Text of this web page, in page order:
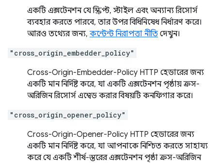
একটি এক্সটেনশন যে স্ক্রিপ্ট, স্টাইল এবং অন্যান্য রিসোর্স
ব্যবহার করতে পারবে, তার উপর বিধিনিষেধ নির্ধারণ করে।
আরও তথ্যের জন্য, কন্টেন্ট নিরাপত্তা নীতি দেখুন।
"cross_origin_embedder_policy"
Cross-Origin-Embedder-Policy HTTP হেডারের জন্য
একটি মান নির্দিষ্ট করে, যা একটি এক্সটেনশন পৃষ্ঠায় ক্রস-
অরিজিন রিসোর্স এম্বেড করার বিষয়টি কনফিগার করে।
"cross_origin_opener_policy"
Cross-Origin-Opener-Policy HTTP হেডারের জন্য
একটি মান নির্দিষ্ট করে, যা আপনাকে নিশ্চিত করতে সাহায্য
করে যে একটি শীর্ষ-স্তরের এক্সটেনশন পৃষ্ঠা ক্রস-অরিজিন